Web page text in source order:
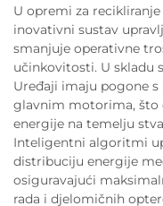
U opremi za
inovativni sustav
smanjuje operativne
učinkovitosti. U skladu
Uređaji imaju pogone
glavnim motorima, što
energije na temelju
Inteligentni algoritmi
distribuciju energije
osiguravajući
rada i djelomičnih